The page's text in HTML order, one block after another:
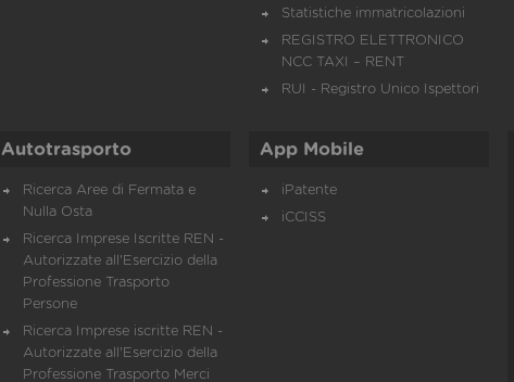
Statistiche immatricolazioni
REGISTRO ELETTRONICO
NCC TAXI – RENT
RUI - Registro Unico Ispettori
Autotrasporto
Ricerca Aree di Fermata e
Nulla Osta
Ricerca Imprese Iscritte REN -
Autorizzate all'Esercizio della
Professione Trasporto
Persone
Ricerca Imprese iscritte REN -
Autorizzate all'Esercizio della
Professione Trasporto Merci
App Mobile
iPatente
iCCISS